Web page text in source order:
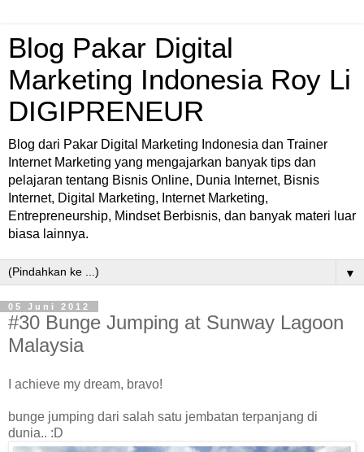
Blog Pakar Digital
Marketing Indonesia Roy Li
DIGIPRENEUR
Blog dari Pakar Digital Marketing Indonesia dan Trainer
Internet Marketing yang mengajarkan banyak tips dan
pelajaran tentang Bisnis Online, Dunia Internet, Bisnis
Internet, Digital Marketing, Internet Marketing,
Entrepreneurship, Mindset Berbisnis, dan banyak materi luar
biasa lainnya.
▼
05 Juni 2012
#30 Bunge Jumping at Sunway Lagoon
Malaysia
I achieve my dream, bravo!
bunge jumping dari salah satu jembatan terpanjang di
dunia.. :D